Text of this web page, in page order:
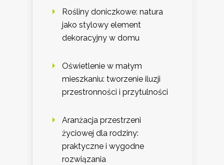
Rośliny doniczkowe: natura
jako stylowy element
dekoracyjny w domu
Oświetlenie w małym
mieszkaniu: tworzenie iluzji
przestronności i przytulności
Aranżacja przestrzeni
życiowej dla rodziny:
praktyczne i wygodne
rozwiązania